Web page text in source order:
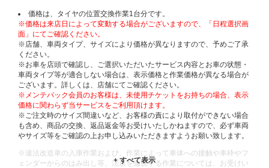
価格は、タイヤの位置交換作業1台分です。
※価格は来店日によって変動する場合がございますので、「日程選択画
面」にてご確認ください。
※店舗、車両タイプ、サイズにより価格が異なりますので、予めご了承
ください。
※お車を店頭で確認し、ご選択いただいたサービス内容とお車の状態・
車両タイプ等が適合しない場合は、表示価格と作業価格が異なる場合が
ございます。詳しくは、店舗にてご確認ください。
※メンテパック会員のお客様は、未使用チケットをお持ちの場合、表示
価格に関わらず当サービスをご利用頂けます。
※ご注文時のサイズ間違いなど、お客様の責により取付ができない場合
も含め、商品の交換、返品返金等お受けいたしかねますので、必ず車両
やサイズ等をご確認の上お申し込みいただきますようお願い致します。
※違法改造車の入庫作業および、作業によって車体への接触や車枠やフ
ェンダーからのはみ出し等、法規を逸脱する作業については、お受けい